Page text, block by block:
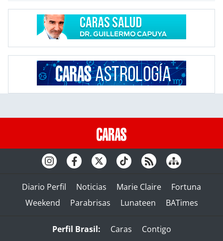
Diario Perfil Noticias Marie Claire
Fortuna
Weekend
Parabrisas Lunateen BATimes
Perfil Brasil: Caras
Contigo